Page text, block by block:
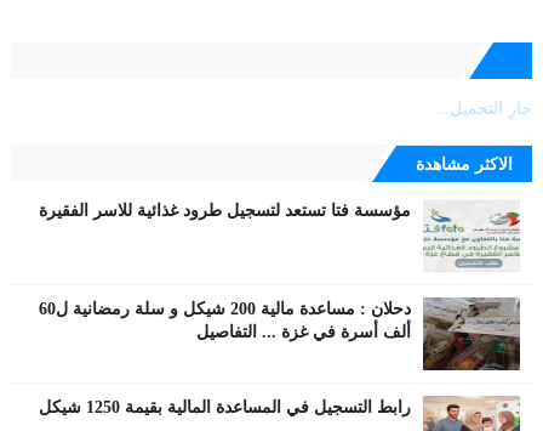
جارٍ التحميل...
الاكثر مشاهدة
مؤسسة فتا تستعد لتسجيل طرود غذائية للاسر الفقيرة
دحلان : مساعدة مالية 200 شيكل و سلة رمضانية ل60
ألف أسرة في غزة ... التفاصيل
رابط التسجيل في المساعدة المالية بقيمة 1250 شيكل